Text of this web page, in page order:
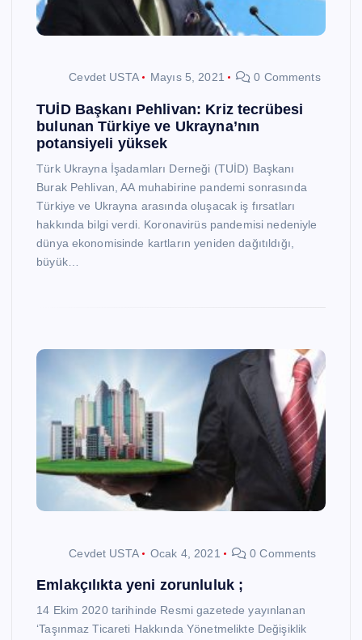
Cevdet USTA Mayıs 5, 2021 0 Comments
TUİD Başkanı Pehlivan: Kriz tecrübesi
bulunan Türkiye ve Ukrayna’nın
potansiyeli yüksek
Türk Ukrayna İşadamları Derneği (TUİD) Başkanı
Burak Pehlivan, AA muhabirine pandemi sonrasında
Türkiye ve Ukrayna arasında oluşacak iş fırsatları
hakkında bilgi verdi. Koronavirüs pandemisi nedeniyle
dünya ekonomisinde kartların yeniden dağıtıldığı,
büyük…
Cevdet USTA Ocak 4, 2021 0 Comments
Emlakçılıkta yeni zorunluluk ;
14 Ekim 2020 tarihinde Resmi gazetede yayınlanan
‘Taşınmaz Ticareti Hakkında Yönetmelikte Değişiklik